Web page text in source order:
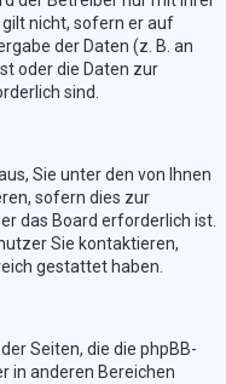
nicht, sofern er auf
der Daten (z. B. an
oder die Daten zur
sind.
Sie unter den von Ihnen
sofern dies zur
das Board erforderlich ist.
Sie kontaktieren,
gestattet haben.
Seiten, die die phpBB-
in anderen Bereichen